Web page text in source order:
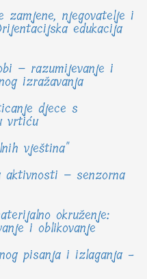
zamjene, njegovatelje i
edukacija
– razumijevanje i
izražavanja
djece s
vrtiću
vještina"
aktivnosti – senzorna
okruženje:
i oblikovanje
pisanja i izlaganja -